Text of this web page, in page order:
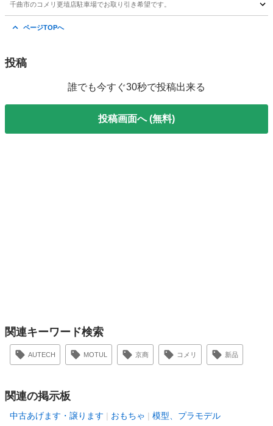
千曲市のコメリ更埴店駐車場でお取り引き希望です。
ページTOPへ
投稿
誰でも今すぐ30秒で投稿出来る
投稿画面へ (無料)
関連キーワード検索
AUTECH MOTUL 京商 コメリ 新品
関連の掲示板
中古あげます・譲ります おもちゃ 模型、プラモデル